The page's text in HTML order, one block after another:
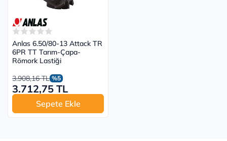
Anlas 6.50/80-13 Attack TR
6PR TT Tarım-Çapa-
Römork Lastiği
3.908,16 TL %5
3.712,75 TL
Sepete Ekle